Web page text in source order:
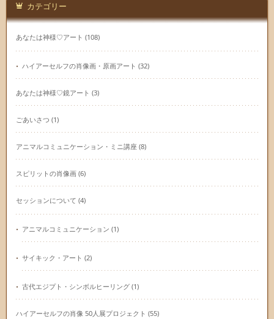
カテゴリー
あなたは神様♡アート (108)
ハイアーセルフの肖像画・原画アート (32)
あなたは神様♡鏡アート (3)
ごあいさつ (1)
アニマルコミュニケーション・ミニ講座 (8)
スピリットの肖像画 (6)
セッションについて (4)
アニマルコミュニケーション (1)
サイキック・アート (2)
古代エジプト・シンボルヒーリング (1)
ハイアーセルフの肖像 50人展プロジェクト (55)